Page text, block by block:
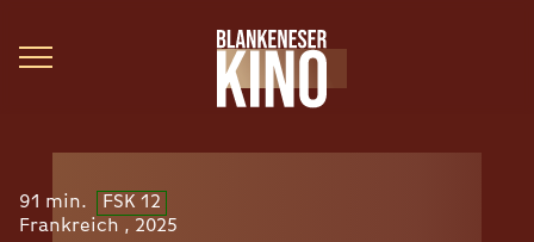
91 min.
FSK 12
Frankreich , 2025